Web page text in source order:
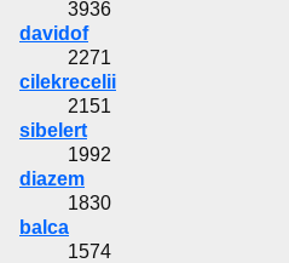
3936
davidof
2271
cilekrecelii
2151
sibelert
1992
diazem
1830
balca
1574